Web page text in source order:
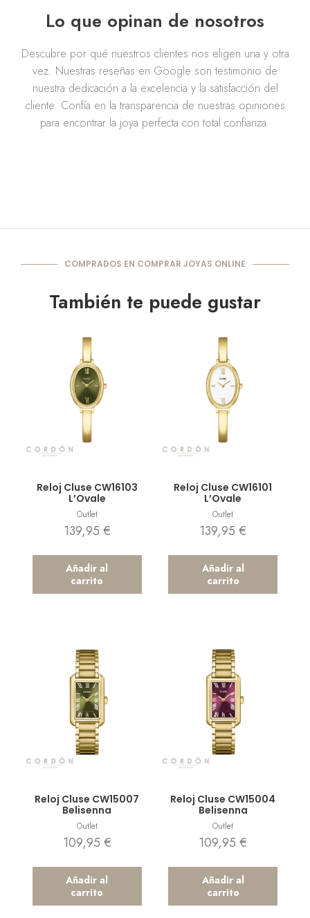
Lo que opinan de nosotros
Descubre por qué nuestros clientes nos eligen una y otra
vez. Nuestras reseñas en Google son testimonio de
nuestra dedicación a la excelencia y la satisfacción del
cliente. Confía en la transparencia de nuestras opiniones
para encontrar la joya perfecta con total confianza.
COMPRADOS EN COMPRAR JOYAS ONLINE
También te puede gustar
Reloj Cluse CW16103
L’Ovale
Outlet
139,95 €
Añadir al
carrito
Reloj Cluse CW16101
L’Ovale
Outlet
139,95€
Añadir al
carrito
Reloj Cluse CW15007
Belisenna
Outlet
109,95 €
Añadir al
carrito
Reloj Cluse CW15004
Belisenna
Outlet
109,95€
Añadir al
carrito